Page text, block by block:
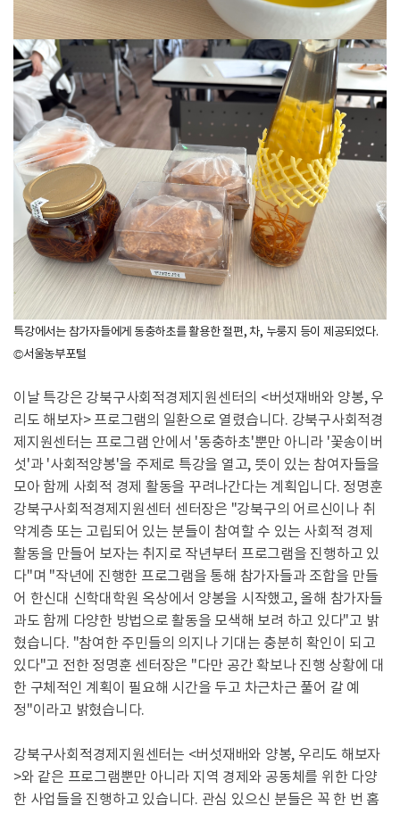
특강에서는 참가자들에게 동충하초를 활용한 절편, 차, 누룽지 등이 제공되었다.
©서울농부포털
이날 특강은 강북구사회적경제지원센터의 <버섯재배와 양봉, 우
리도 해보자> 프로그램의 일환으로 열렸습니다. 강북구사회적경
제지원센터는 프로그램 안에서 '동충하초'뿐만 아니라 '꽃송이버
섯'과 '사회적양봉'을 주제로 특강을 열고, 뜻이 있는 참여자들을
모아 함께 사회적 경제 활동을 꾸려나간다는 계획입니다. 정명훈
강북구사회적경제지원센터 센터장은 "강북구의 어르신이나 취
약계층 또는 고립되어 있는 분들이 참여할 수 있는 사회적 경제
활동을 만들어 보자는 취지로 작년부터 프로그램을 진행하고 있
다"며 "작년에 진행한 프로그램을 통해 참가자들과 조합을 만들
어 한신대 신학대학원 옥상에서 양봉을 시작했고, 올해 참가자들
과도 함께 다양한 방법으로 활동을 모색해 보려 하고 있다"고 밝
혔습니다. "참여한 주민들의 의지나 기대는 충분히 확인이 되고
있다"고 전한 정명훈 센터장은 "다만 공간 확보나 진행 상황에 대
한 구체적인 계획이 필요해 시간을 두고 차근차근 풀어 갈 예
정"이라고 밝혔습니다.
강북구사회적경제지원센터는 <버섯재배와 양봉, 우리도 해보자
>와 같은 프로그램뿐만 아니라 지역 경제와 공동체를 위한 다양
한 사업들을 진행하고 있습니다. 관심 있으신 분들은 꼭 한 번 홈